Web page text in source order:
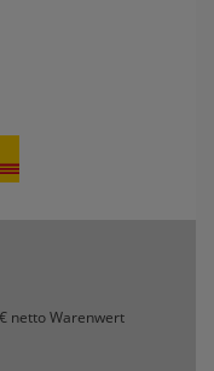
netto Warenwert